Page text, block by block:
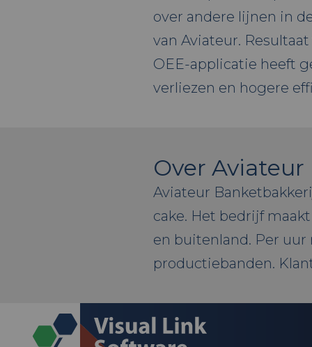
over andere lijnen in
van Aviateur.
OEE-applicatie heeft
verliezen en hogere
Over Aviateur
Aviateur
cake. Het bedrijf
en buitenland. Per uur
productiebanden.